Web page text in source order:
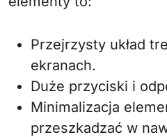
Przejrzysty układ
ekranach.
Duże przyciski i
Minimalizacja
przeszkadzać w